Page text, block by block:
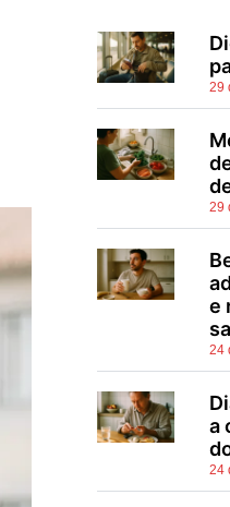
essenciais
Clínicas
Lisboa:
por bairro
Diretórios
Pesquisa por
Hospitais
Lisboa:
avançados
Verificar
serviços
29
29
e
24
a
24